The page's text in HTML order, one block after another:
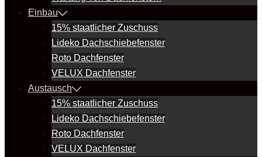
Einbau
15% staatlicher Zuschuss
Lideko Dachschiebefenster
Roto Dachfenster
VELUX Dachfenster
Austausch
15% staatlicher Zuschuss
Lideko Dachschiebefenster
Roto Dachfenster
VELUX Dachfenster